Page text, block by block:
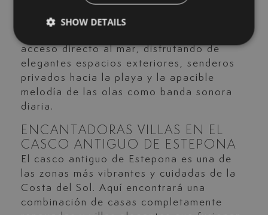
elevadas que ofrecen vistas panorámicas
al Mediterráneo. Estas propiedades son
acceso directo al mar, disfrutando de
elegantes espacios exteriores, senderos
privados hacia la playa y la apacible
melodía de las olas como banda sonora
diaria.
ENCANTADORAS VILLAS EN EL
CASCO ANTIGUO DE ESTEPONA
El casco antiguo de Estepona es una de
las zonas más vibrantes y cuidadas de la
Costa del Sol. Aquí encontrará una
combinación de casas completamente
SHOW DETAILS